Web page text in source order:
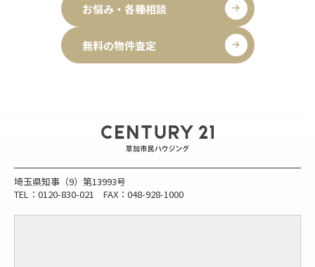
お悩み・各種相談
無料の物件査定
埼玉県知事（9）第13993号
TEL：0120-830-021 FAX：048-928-1000